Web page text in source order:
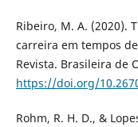
Ribeiro, M. A. (2020).
carreira em tempos
Revista. Brasileira de
https://doi.org/
Rohm, R. H. D., &